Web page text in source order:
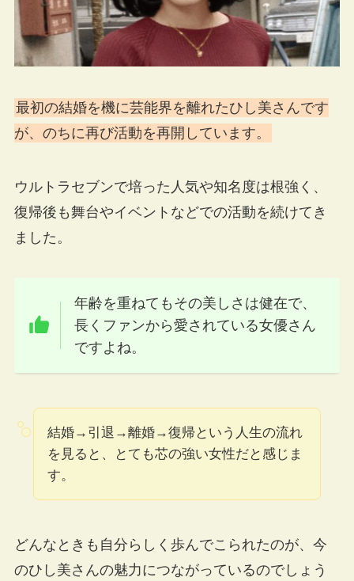
最初の結婚を機に芸能界を離れたひし美さんです
が、のちに再び活動を再開しています。
ウルトラセブンで培った人気や知名度は根強く、
復帰後も舞台やイベントなどでの活動を続けてき
ました。
年齢を重ねてもその美しさは健在で、
長くファンから愛されている女優さん
ですよね。
結婚→引退→離婚→復帰という人生の流れ
を見ると、とても芯の強い女性だと感じま
す。
どんなときも自分らしく歩んでこられたのが、今
のひし美さんの魅力につながっているのでしょう